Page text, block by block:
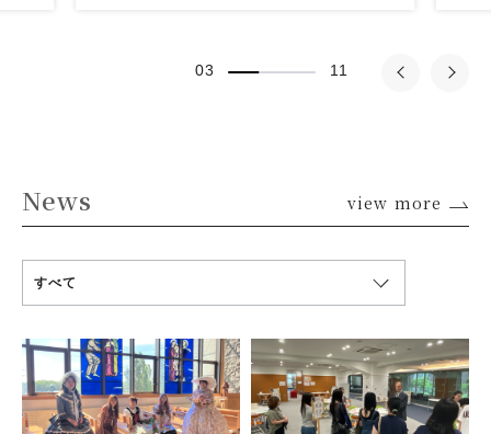
03 /11
News view more
すべて